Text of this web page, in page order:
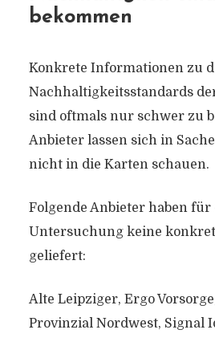
bekommen
Konkrete Informationen zu
Nachhaltigkeitsstandards
sind oftmals nur schwer zu
Anbieter lassen sich in
nicht in die Karten schauen.
Folgende Anbieter haben für
Untersuchung keine
geliefert:
Alte Leipziger, Ergo
Provinzial Nordwest, Signal